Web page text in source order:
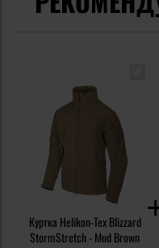
Куртка Helikon-Tex Blizzard
StormStretch - Mud Brown